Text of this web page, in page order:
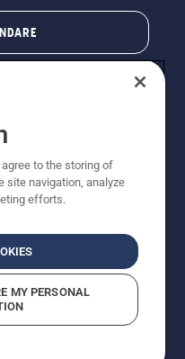
reserved. Priserna
Alla angivna
(inkl.
för direkt köp.
Sekretessmeddelande
misstänkta överträdelser
to the storing of
site navigation, analyze
efforts.
MY PERSONAL